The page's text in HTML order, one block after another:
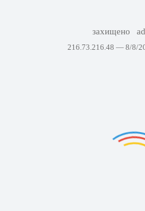
захищено
216.73.216.48 — 8/8/